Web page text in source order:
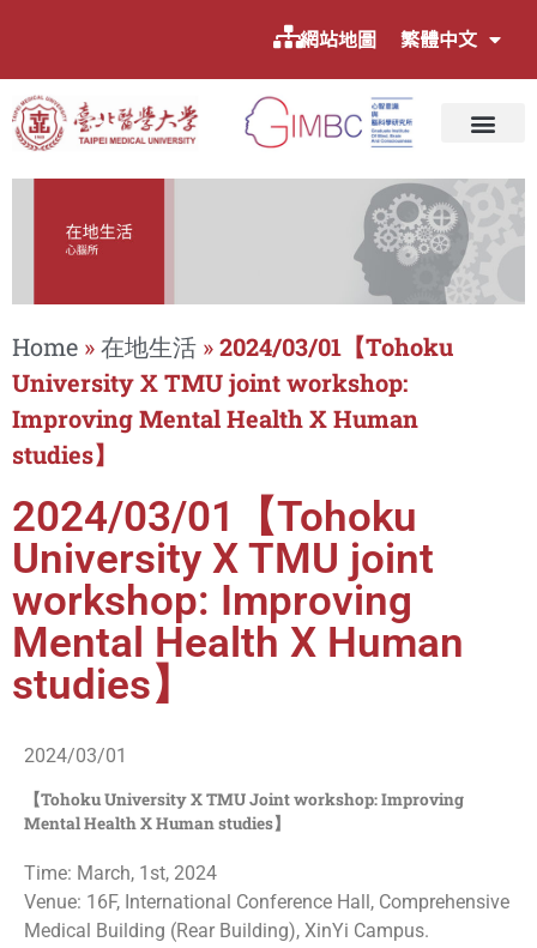
網站地圖 繁體中文
Home »在地生活 »2024/03/01【Tohoku
University X TMU joint workshop:
Improving Mental Health X Human
studies】
2024/03/01【Tohoku
University X TMU joint
workshop: Improving
Mental Health X Human
studies】
2024/03/01
【Tohoku University X TMU Joint workshop: Improving
Mental Health X Human studies】
Time: March, 1st, 2024
Venue: 16F, International Conference Hall, Comprehensive
Medical Building (Rear Building), XinYi Campus.